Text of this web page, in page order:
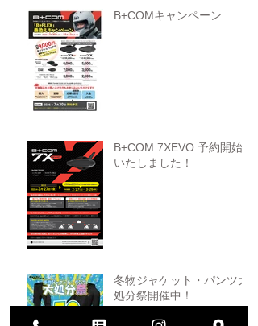
B+COMキャンペーン
B+COM 7XEVO 予約開始
いたしました！
冬物ジャケット・パンツ大
処分祭開催中！